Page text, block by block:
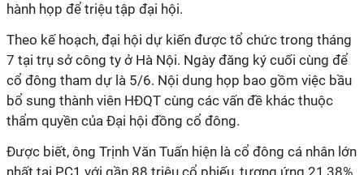
hành họp để triệu tập đại hội.
Theo kế hoạch, đại hội dự kiến được tổ chức trong tháng
7 tại trụ sở công ty ở Hà Nội. Ngày đăng ký cuối cùng để
cổ đông tham dự là 5/6. Nội dung họp bao gồm việc bầu
bổ sung thành viên HĐQT cùng các vấn đề khác thuộc
thẩm quyền của Đại hội đồng cổ đông.
Được biết, ông Trịnh Văn Tuấn hiện là cổ đông cá nhân lớn
nhất tại PC1 với gần 88 triệu cổ phiếu, tương ứng 21,38%